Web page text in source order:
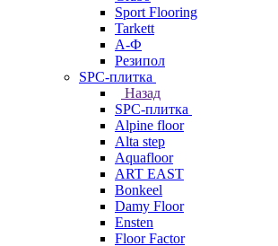
Sport Flooring
Tarkett
А-Ф
Резипол
SPC-плитка
Назад
SPC-плитка
Alpine floor
Alta step
Aquafloor
ART EAST
Bonkeel
Damy Floor
Ensten
Floor Factor